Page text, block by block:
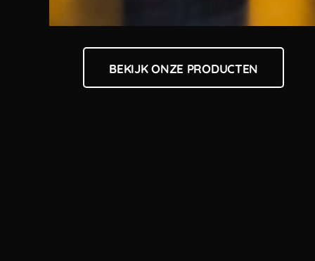
BEKIJK ONZE PRODUCTEN